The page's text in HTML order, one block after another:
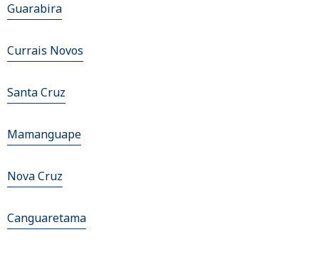
Guarabira
Currais Novos
Santa Cruz
Mamanguape
Nova Cruz
Canguaretama